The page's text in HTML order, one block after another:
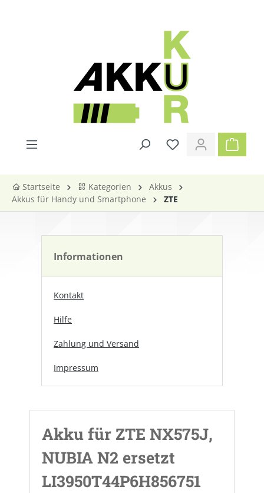
Startseite Kategorien
Akkus
Akkus für Handy und Smartphone
ZTE
Informationen
Kontakt
Hilfe
Zahlung und Versand
Impressum
Akku für ZTE NX575J,
NUBIA N2 ersetzt
LI3950T44P6H856751